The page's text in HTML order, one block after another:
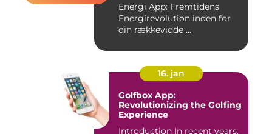
Energirevolution
Energi App: Fremtidens
Energirevolution inden for
din rækkevidde ...
16. jan
Golfbox App:
Revolutionizing the Golfing
Experience
Introduction In recent years,